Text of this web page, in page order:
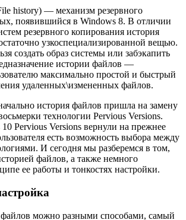
history) — механизм резервного
появившийся в Windows 8. В отличии
резервного копирования история
узкоспециализированной вещью.
создать образ системы или забэкапить
истории файлов —
максимально простой и быстрый
удаленных\измененных файлов.
история файлов пришла на замену
технологии Pervious Versions.
Pervious Versions вернули на прежнее
есть возможность выбора между
И сегодня мы разберемся в том,
файлов, а также немного
ее работы и тонкостях настройки.
можно разными способами, самый